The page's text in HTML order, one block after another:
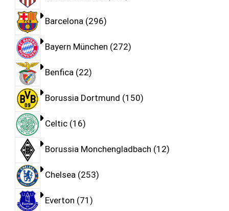
Barcelona 296
Bayern München 272
Benfica 22
Borussia Dortmund 150
Celtic 16
Borussia Monchengladbach 12
Chelsea 253
Everton 71